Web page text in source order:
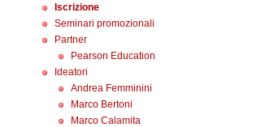
Iscrizione
Seminari promozionali
Partner
Pearson Education
Ideatori
Andrea Femminini
Marco Bertoni
Marco Calamita